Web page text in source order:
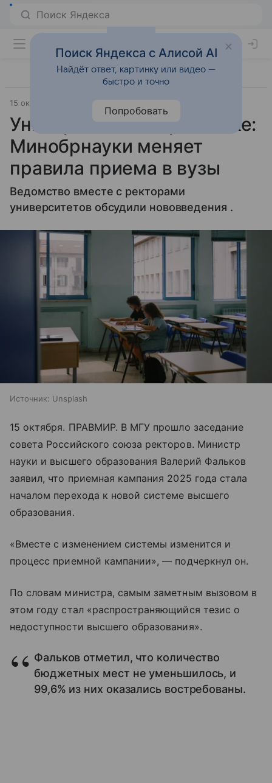
15 октября 2025
Университеты на развилке:
Минобрнауки меняет
правила приема в вузы
Ведомство вместе с ректорами
университетов обсудили нововведения .
Источник: Unsplash
15 октября. ПРАВМИР. В МГУ прошло заседание
совета Российского союза ректоров. Министр
науки и высшего образования Валерий Фальков
заявил, что приемная кампания 2025 года стала
началом перехода к новой системе высшего
образования.
«Вместе с изменением системы изменится и
процесс приемной кампании», — подчеркнул он.
По словам министра, самым заметным вызовом в
этом году стал «распространяющийся тезис о
недоступности высшего образования».
Фальков отметил, что количество
бюджетных мест не уменьшилось, и
99,6% из них оказались востребованы.
Поиск Яндекса с Алисой AI
Найдёт ответ, картинку или видео —
быстро и точно
Попробовать